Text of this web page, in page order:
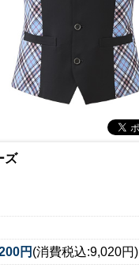
ズ
円 (消費税込:9,020円)